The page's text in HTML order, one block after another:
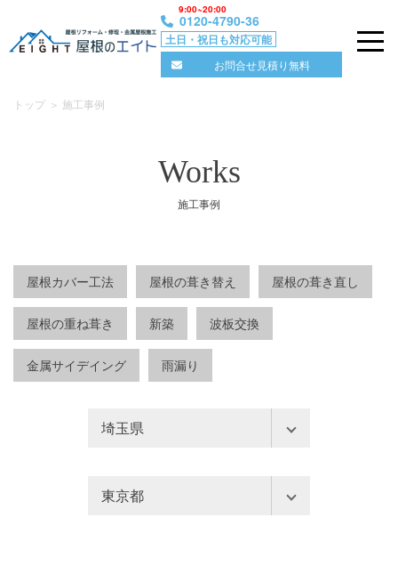
屋根のエイト｜ 東京・埼玉の屋根修理の専門店
9:00~20:00
0120-4790-36
土日・祝日も対応可能
お問合せ見積り無料
トップ 施工事例
Works
施工事例
屋根カバー工法 屋根の葺き替え 屋根の葺き直し
屋根の重ね葺き 新築 波板交換
金属サイデイング 雨漏り
埼玉県
三郷市
東京都